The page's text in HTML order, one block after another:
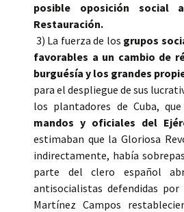
posible oposición social
Restauración.
3) La fuerza de los grupos
favorables a un cambio de
burguésía y los grandes
para el despliegue de sus
los plantadores de Cuba,
mandos y oficiales del
estimaban que la Gloriosa
indirectamente, había
parte del clero español
antisocialistas defendidas
Martínez Campos